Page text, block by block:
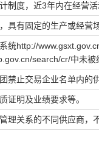
制度，近3年内在经营
具有固定的生产或经营
统http://
search/cr/中未
禁止交易企业名单内
证明及业绩要求等。
理关系的不同供应商